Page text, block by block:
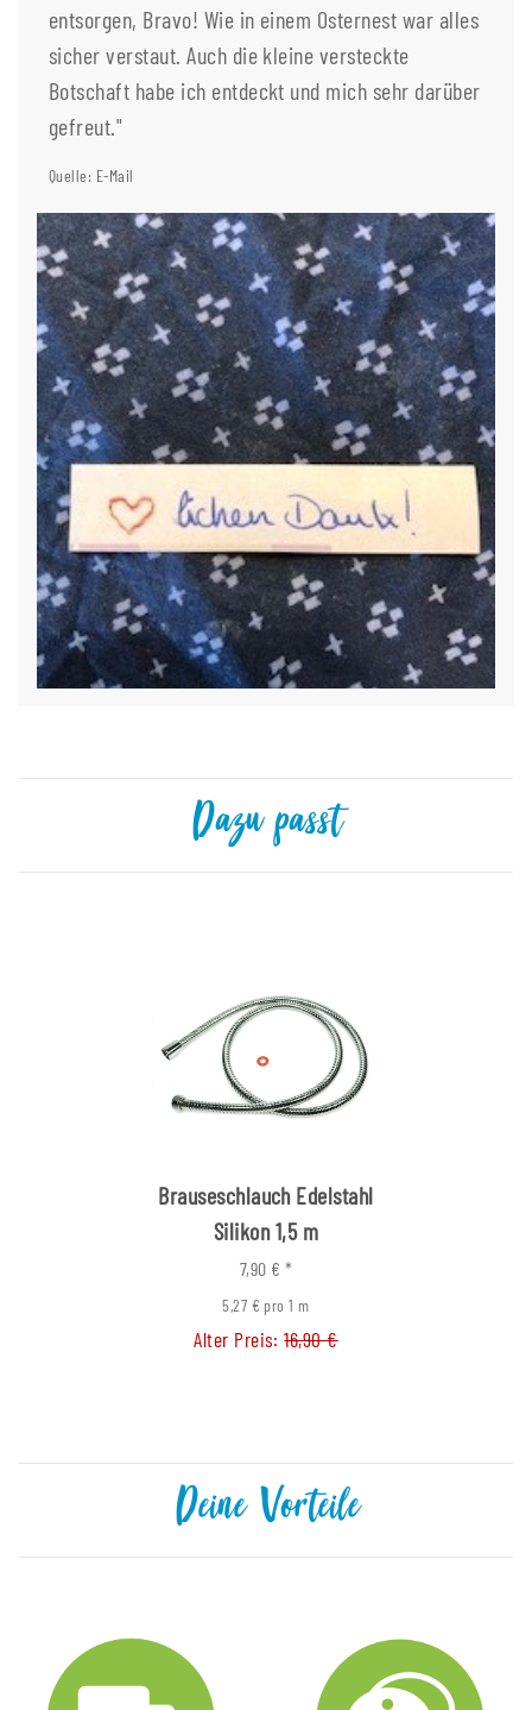
entsorgen, Bravo! Wie in einem Osternest war alles
sicher verstaut. Auch die kleine versteckte
Botschaft habe ich entdeckt und mich sehr darüber
gefreut."
Quelle: E-Mail
Dazu passt
Brauseschlauch Edelstahl
Silikon 1,5 m
7,90 € *
5,27 € pro 1 m
Alter Preis:16,90 €
Deine Vorteile